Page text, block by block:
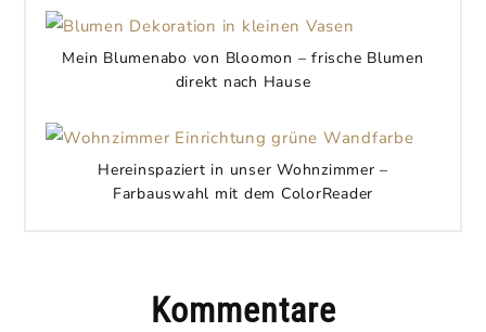
Mein Blumenabo von Bloomon – frische Blumen
direkt nach Hause
Hereinspaziert in unser Wohnzimmer –
Farbauswahl mit dem ColorReader
Kommentare